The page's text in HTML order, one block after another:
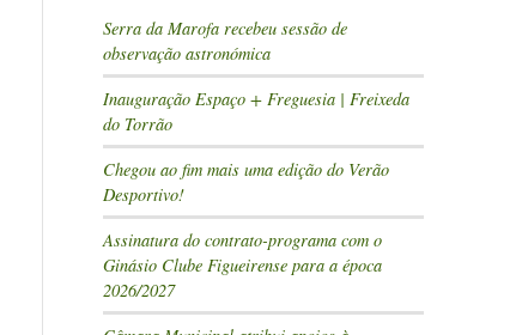
Serra da Marofa recebeu sessão de
observação astronómica
Inauguração Espaço + Freguesia | Freixeda
do Torrão
Chegou ao fim mais uma edição do Verão
Desportivo!
Assinatura do contrato-programa com o
Ginásio Clube Figueirense para a época
2026/2027